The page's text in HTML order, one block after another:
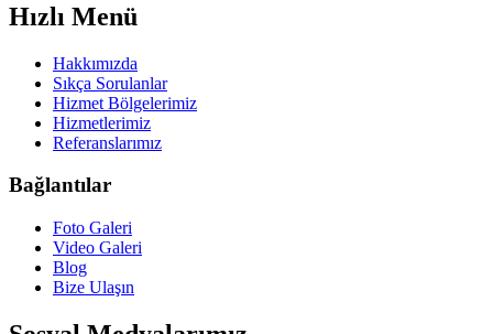
Hızlı Menü
Hakkımızda
Sıkça Sorulanlar
Hizmet Bölgelerimiz
Hizmetlerimiz
Referanslarımız
Bağlantılar
Foto Galeri
Video Galeri
Blog
Bize Ulaşın